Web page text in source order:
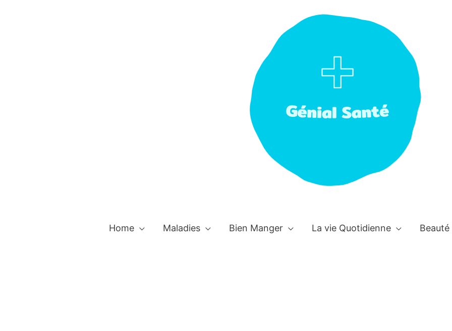
Home Maladies Bien Manger La vie Quotidienne Beauté